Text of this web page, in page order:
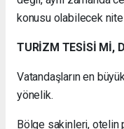
konusu olabilecek
TURİZM TESİSİ Mİ,
Vatandaşların en
yönelik.
Bölge sakinleri, otelin